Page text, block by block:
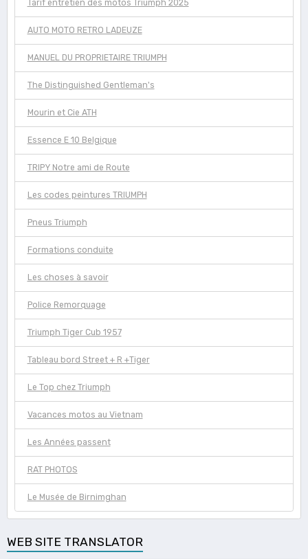
Tarif entretien des motos Triumph 2025
AUTO MOTO RETRO LADEUZE
MANUEL DU PROPRIETAIRE TRIUMPH
The Distinguished Gentleman's
Mourin et Cie ATH
Essence E 10 Belgique
TRIPY Notre ami de Route
Les codes peintures TRIUMPH
Pneus Triumph
Formations conduite
Les choses à savoir
Police Remorquage
Triumph Tiger Cub 1957
Tableau bord Street + R +Tiger
Le Top chez Triumph
Vacances motos au Vietnam
Les Années passent
RAT PHOTOS
Le Musée de Birnimghan
WEB SITE TRANSLATOR